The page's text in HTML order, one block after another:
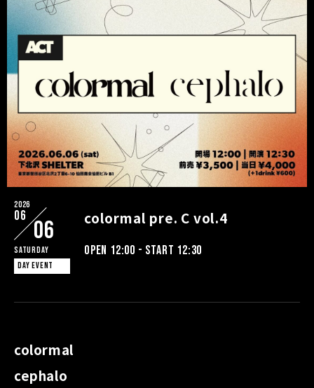
2026
06
06
Saturday
DAY EVENT
colormal pre. C vol.4
OPEN 12:00 - START 12:30
colormal
cephalo